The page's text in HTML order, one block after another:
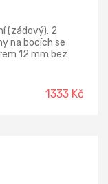
(zádový). 2
na bocích se
12 mm bez
1333 Kč